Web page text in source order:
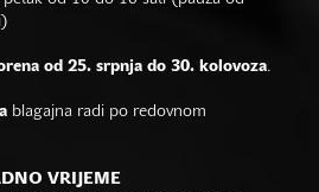
od 25. srpnja do 30. kolovoza.
blagajna radi po redovnom
VRIJEME